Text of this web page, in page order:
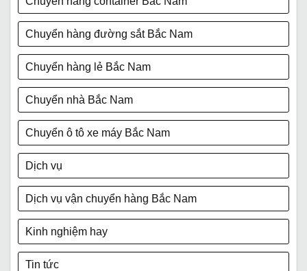
Chuyển hàng đường sắt Bắc Nam
Chuyển hàng lẻ Bắc Nam
Chuyển nhà Bắc Nam
Chuyển ô tô xe máy Bắc Nam
Dịch vụ
Dịch vụ vận chuyển hàng Bắc Nam
Kinh nghiệm hay
Tin tức